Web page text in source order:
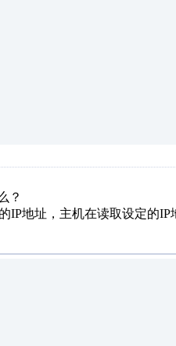
？
IP地址，主机在读取设定的